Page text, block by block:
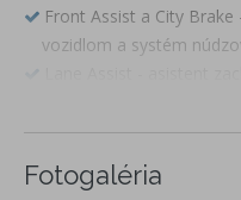
Front Assist a City
vozidlom a systém
Systém rozpoznania
Predné hlavové opierky
hlavové opierky sedadiel
Fotogaléria